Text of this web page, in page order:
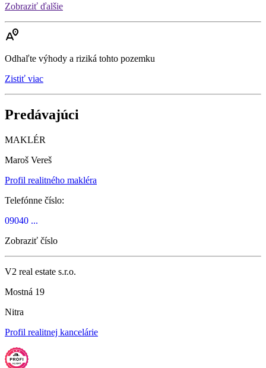
Zobraziť ďalšie
Odhaľte výhody a riziká tohto pozemku
Zistiť viac
Predávajúci
MAKLÉR
Maroš Vereš
Profil realitného makléra
Telefónne číslo:
09040 ...
Zobraziť číslo
V2 real estate s.r.o.
Mostná 19
Nitra
Profil realitnej kancelárie